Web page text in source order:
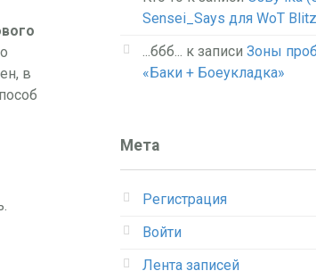
в
Sensei_Says для WoT Blitz
...ббб... к записи Зоны
«Баки + Боеукладка»
Мета
Регистрация
Войти
Лента записей